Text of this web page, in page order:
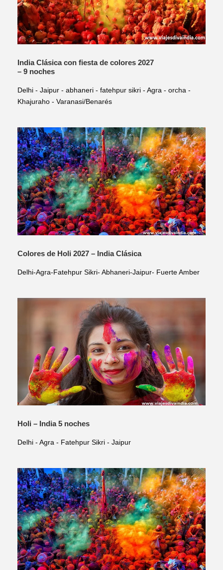
India Clásica con fiesta de colores 2027
– 9 noches
Delhi - Jaipur - abhaneri - fatehpur sikri - Agra - orcha -
Khajuraho - Varanasi/Benarés
Colores de Holi 2027 – India Clásica
Delhi-Agra-Fatehpur Sikri- Abhaneri-Jaipur- Fuerte Amber
Holi – India 5 noches
Delhi - Agra - Fatehpur Sikri - Jaipur